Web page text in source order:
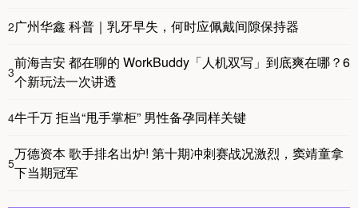
2广州华鑫 科普｜乳牙早失，何时应佩戴间隙保持器
3
前海吉安 都在聊的 WorkBuddy「人机双写」到底爽在哪？6
个新玩法一次讲透
4牛千万 拒当“甩手掌柜” 男性备孕同样关键
5
万德资本 歌手排名出炉! 第十期冲刺赛战况激烈，窦靖童拿
下当期冠军